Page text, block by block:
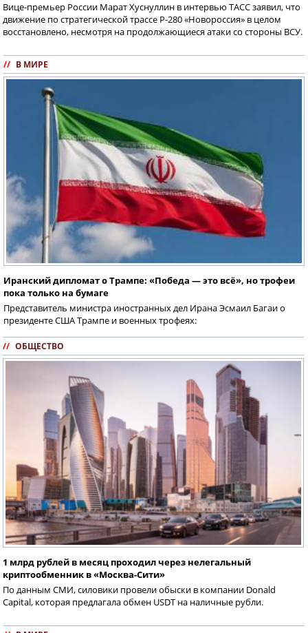
Вице-премьер России Марат Хуснуллин в интервью ТАСС заявил, что
движение по стратегической трассе Р-280 «Новороссия» в целом
восстановлено, несмотря на продолжающиеся атаки со стороны ВСУ.
// В МИРЕ
Иранский дипломат о Трампе: «Победа — это всё», но трофеи
пока только на бумаге
Представитель министра иностранных дел Ирана Эсмаил Багаи о
президенте США Трампе и военных трофеях:
// ОБЩЕСТВО
1 млрд рублей в месяц проходил через нелегальный
криптообменник в «Москва-Сити»
По данным СМИ, силовики провели обыски в компании Donald
Capital, которая предлагала обмен USDT на наличные рубли.